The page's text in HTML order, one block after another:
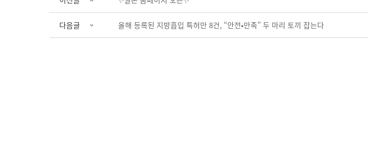
다음글 올해 등록된 지방흡입 특허만 8건, “안전•만족” 두 마리 토끼 잡는다